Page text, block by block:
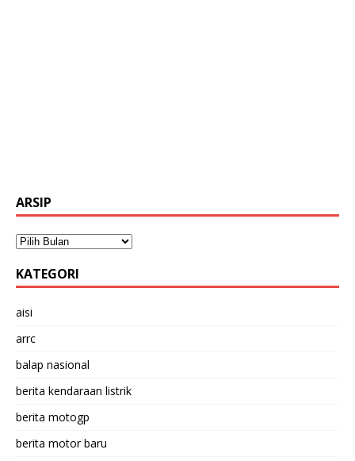
ARSIP
KATEGORI
aisi
arrc
balap nasional
berita kendaraan listrik
berita motogp
berita motor baru